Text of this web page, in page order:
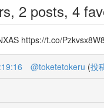
2 posts, 4
https://t.co/
@toketetokeru (投